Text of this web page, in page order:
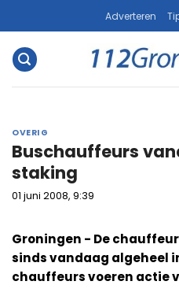
naar
inhoud
Adverteren
OVERIG
Buschauffeurs
staking
01 juni 2008, 9:39
Groningen - De
sinds vandaag algeheel
chauffeurs voeren actie